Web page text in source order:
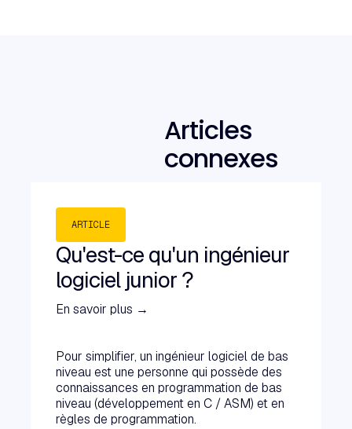
Articles
connexes
ARTICLE
Qu'est-ce qu'un ingénieur
logiciel junior ?
En savoir plus →
Pour simplifier, un ingénieur logiciel de bas
niveau est une personne qui possède des
connaissances en programmation de bas
niveau (développement en C / ASM) et en
règles de programmation.